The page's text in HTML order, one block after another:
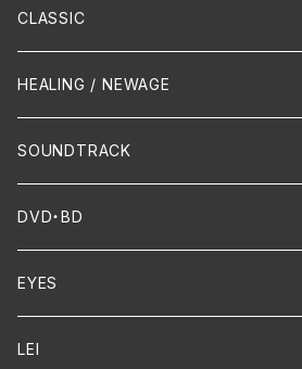
Hip-Hop/Dancehall Reggae
Piano
Crossover / Fusion
Dixie / New Orleans
FUNK
HAWAIIAN
Chanson
CLASSIC
Piano
Flute
Violin
Cello
Guitar / Ukulele
HEALING / NEWAGE
SOUNDTRACK
DVD・BD
EYES
LEI